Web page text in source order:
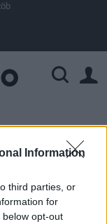
Information
third parties, or
for
opt-out
érkeztek